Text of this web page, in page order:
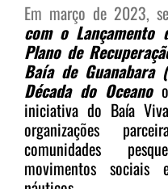
Em março de 2023,
com o Lançamento
Plano de
Baía de Guanabara
Década do Oceano
iniciativa do Baía
organizações
comunidades
movimentos sociais